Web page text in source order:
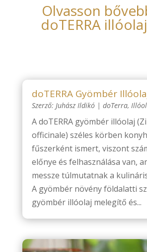
Olvasson
doTERRA
doTERRA Gyömbér
Szerző: Juhász Ildikó| doTerra,
A doTERRA gyömbér illóolaj
officinale) széles körben
fűszerként ismert, viszont
előnye és felhasználása van,
messze túlmutatnak a
A gyömbér növény földalatti
gyömbér illóolaj melegítő és...